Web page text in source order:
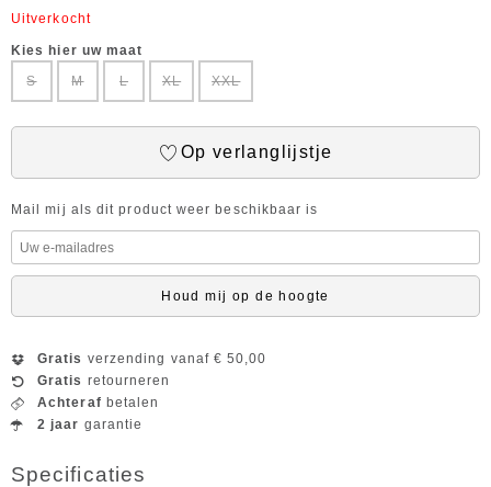
Uitverkocht
Kies hier uw maat
S
M L XL XXL
Op verlanglijstje
Mail mij als dit product weer beschikbaar is
Houd mij op de hoogte
Gratis verzending vanaf € 50,00
Gratis retourneren
Achteraf betalen
2 jaar garantie
Specificaties